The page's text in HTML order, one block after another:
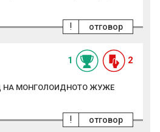
отговор
!
1 2
НА МОНГОЛОИДНОТО ЖУЖЕ
отговор
!